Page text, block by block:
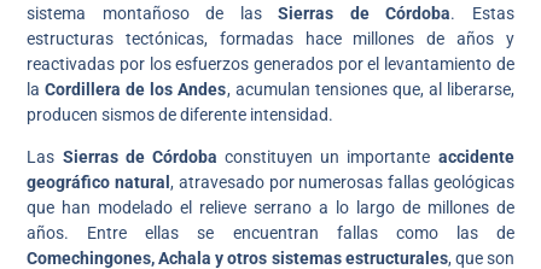
sistema montañoso de lasSierras de Córdoba. Estas
estructuras tectónicas, formadas hace millones de años y
reactivadas por los esfuerzos generados por el levantamiento de
laCordillera de los Andes, acumulan tensiones que, al liberarse,
producen sismos de diferente intensidad.
Las Sierras de Córdoba constituyen un importante accidente
geográfico natural, atravesado por numerosas fallas geológicas
que han modelado el relieve serrano a lo largo de millones de
años. Entre ellas se encuentran fallas como las de
Comechingones, Achala y otros sistemas estructurales, que son